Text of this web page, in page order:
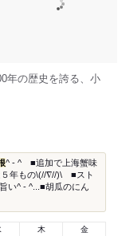
年の歴史を誇る、小
^ - ^ ■追加で上海蟹味
５年もの\(//∇//)\ ■スト
旨い^ - ^...■胡瓜のにん
木 金